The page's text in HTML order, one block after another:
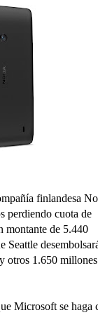
finlandesa
perdiendo cuota de
montante de 5.440
Seattle
otros 1.650
Microsoft se haga